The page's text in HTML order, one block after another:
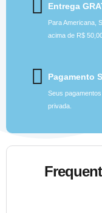
Entrega
Para Americana,
acima de R$
Pagamento
Seus
privada.